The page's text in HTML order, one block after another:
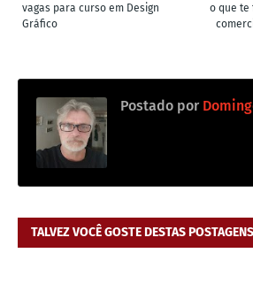
o que te
vagas para curso em Design
Gráfico
Postado por
TALVEZ VOCÊ GOSTE DESTAS POSTAGENS